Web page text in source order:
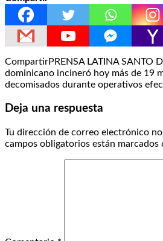
CompartirPRENSA LATINA SANTO
dominicano incineró hoy más de 19
decomisados durante operativos
Deja una respuesta
Tu dirección de correo electrónico
campos obligatorios están marcados